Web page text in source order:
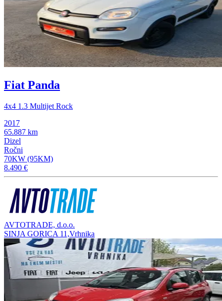
Fiat Panda
4x4 1.3 Multijet Rock
2017
65.887 km
Dizel
Ročni
70KW (95KM)
8.490 €
AVTOTRADE, d.o.o.
SINJA GORICA 11,Vrhnika